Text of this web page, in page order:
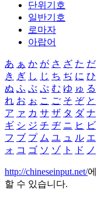
단위기호
일반기호
로마자
아랍어
あ ぁ か が さ ざ た だ
き ぎ し じ ち ぢ に ひ
ぬ ふ ぶ ぷ む ゆ ゅ る
れ お ぉ こ ご そ ぞ と
ア ァ カ サ ザ タ ダ ナ
ギ シ ジ チ ヂ ニ ヒ ビ
フ ブ プ ム ユ ュ ル エ
ォ コ ゴ ソ ゾ ト ド ノ
http://chineseinput.net/
할 수 있습니다.